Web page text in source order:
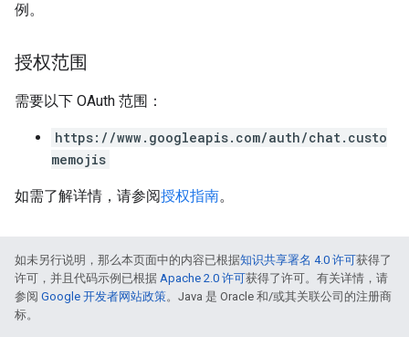
例。
授权范围
需要以下 OAuth 范围：
https://www.googleapis.com/auth/chat.custo
memojis
如需了解详情，请参阅授权指南。
如未另行说明，那么本页面中的内容已根据知识共享署名 4.0 许可获得了
许可，并且代码示例已根据 Apache 2.0 许可获得了许可。有关详情，请
参阅 Google 开发者网站政策。Java 是 Oracle 和/或其关联公司的注册商
标。